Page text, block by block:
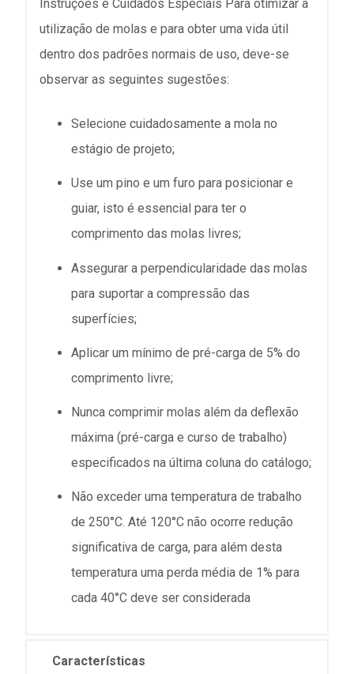
Instruções e Cuidados Especiais Para otimizar a
utilização de molas e para obter uma vida útil
dentro dos padrões normais de uso, deve-se
observar as seguintes sugestões:
Selecione cuidadosamente a mola no
estágio de projeto;
Use um pino e um furo para posicionar e
guiar, isto é essencial para ter o
comprimento das molas livres;
Assegurar a perpendicularidade das molas
para suportar a compressão das
superfícies;
Aplicar um mínimo de pré-carga de 5% do
comprimento livre;
Nunca comprimir molas além da deflexão
máxima (pré-carga e curso de trabalho)
especificados na última coluna do catálogo;
Não exceder uma temperatura de trabalho
de 250°C. Até 120°C não ocorre redução
significativa de carga, para além desta
temperatura uma perda média de 1% para
cada 40°C deve ser considerada
Características